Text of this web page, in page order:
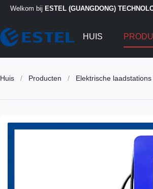
Welkom bij ESTEL (GUANGDONG)
HUIS
Huis / Producten / Elektrische laadstations